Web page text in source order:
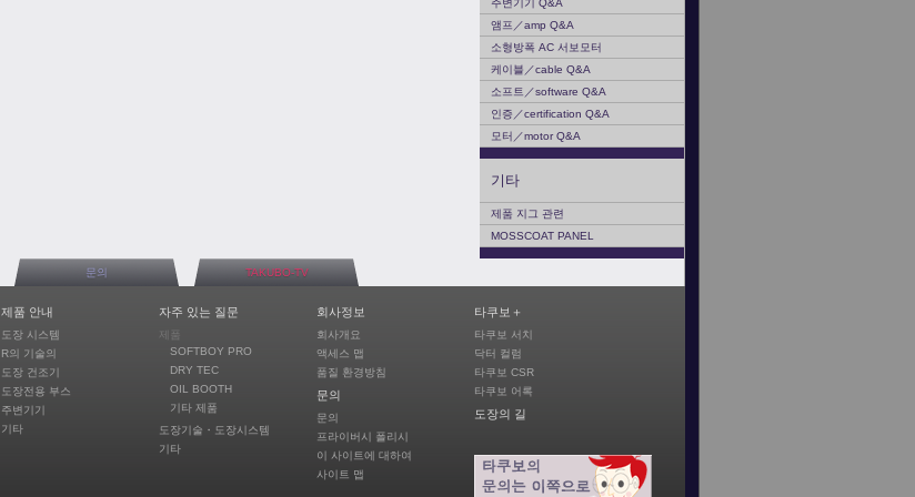
주변기기 Q&A
앰프／amp Q&A
소형방폭 AC 서보모터
케이블／cable Q&A
소프트／software Q&A
인증／certification Q&A
모터／motor Q&A
기타
제품 지그 관련
MOSSCOAT PANEL
문의 TAKUBO-TV
제품 안내
도장 시스템
R의 기술의
도장 건조기
도장전용 부스
주변기기
기타
자주 있는 질문
제품
SOFTBOY PRO
DRY TEC
OIL BOOTH
기타 제품
도장기술・도장시스템
기타
회사정보
회사개요
액세스 맵
품질 환경방침
문의
문의
프라이버시 폴리시
이 사이트에 대하여
사이트 맵
타쿠보＋
타쿠보 서치
닥터 컬럼
타쿠보 CSR
타쿠보 어록
도장의 길